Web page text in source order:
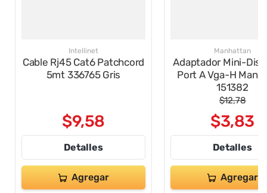
Intellinet
Cable Rj45 Cat6 Patchcord
5mt 336765 Gris
$9,58
Detalles
Agregar
Manhattan
Adaptador Mini-
Port A Vga-H Manhattan
151382
$12,78
$3,83
Detalles
Agregar